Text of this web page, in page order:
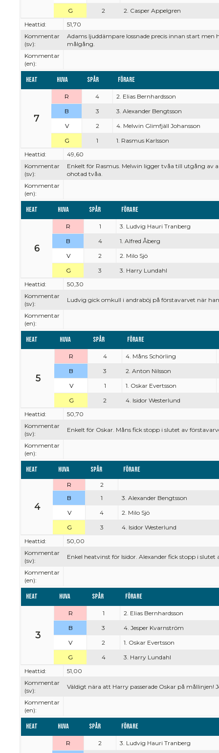
G
2
2. Casper Appelgren
Heattid:
51,70
Kommentar
(sv):
Adams ljuddämpare lossnade precis innan start
målgång.
Kommentar
(en):
Heat Huva Spår Förare
7
R 4
2. Elias Bernhardsson
B
3
3. Alexander Bengtsson
V
2
4. Melwin Glimfjäll Johansson
G
1
1. Rasmus Karlsson
Heattid:
49,60
Kommentar
(sv):
Enkelt för Rasmus. Melwin ligger tvåa till utgång av
ohotad tvåa.
Kommentar
(en):
Heat Huva Spår Förare
6
R 1
3. Ludvig Hauri Tranberg
B
4
1. Alfred Åberg
V
2
2. Milo Sjö
G
3
3. Harry Lundahl
Heattid:
50,30
Kommentar
(sv):
Ludvig gick omkull i andraböj på förstavarvet när
Kommentar
(en):
Heat Huva Spår Förare
5
R 4
4. Måns Schörling
B
3
2. Anton Nilsson
V
1
1. Oskar Evertsson
G
2
4. Isidor Westerlund
Heattid:
50,70
Kommentar
(sv):
Enkelt för Oskar. Måns fick stopp i slutet av
Kommentar
(en):
Heat Huva Spår Förare
4
R
2
B
1
3. Alexander Bengtsson
V
4
2. Milo Sjö
G
3
4. Isidor Westerlund
Heattid:
50,00
Kommentar
(sv):
Enkel heatvinst för Isidor. Alexander fick stopp i
Kommentar
(en):
Heat Huva Spår Förare
3
R 1
2. Elias Bernhardsson
B
3
4. Jesper Kvarnström
V
2
1. Oskar Evertsson
G
4
3. Harry Lundahl
Heattid:
51,00
Kommentar
(sv):
Väldigt nära att Harry passerade Oskar på
Kommentar
(en):
Heat Huva Spår Förare
R 2
3. Ludvig Hauri Tranberg